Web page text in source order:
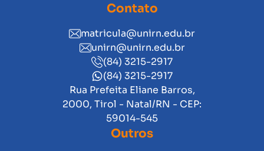
Contato
matricula@unirn.edu.br
unirn@unirn.edu.br
(84) 3215-2917
(84) 3215-2917
Rua Prefeita Eliane Barros,
2000, Tirol - Natal/RN - CEP:
59014-545
Outros